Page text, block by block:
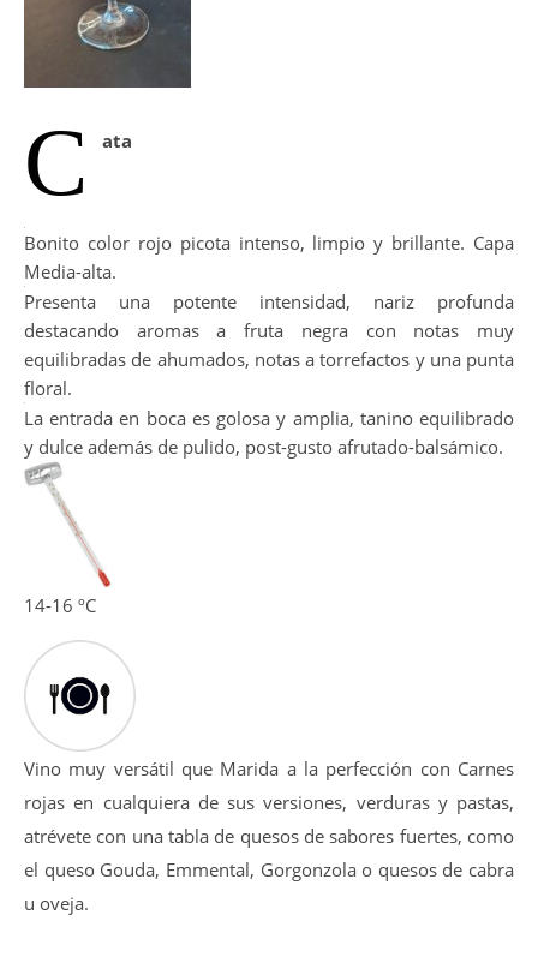
C ata
Bonito color rojo picota intenso, limpio y brillante. Capa
Media-alta.
Presenta una potente intensidad, nariz profunda
destacando aromas a fruta negra con notas muy
equilibradas de ahumados, notas a torrefactos y una punta
floral.
La entrada en boca es golosa y amplia, tanino equilibrado
y dulce además de pulido, post-gusto afrutado-balsámico.
14-16 ºC